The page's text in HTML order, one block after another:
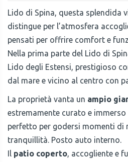
Lido di Spina, questa splendida
distingue per l’atmosfera
pensati per offrire comfort e
Nella prima parte del Lido di
Lido degli Estensi, prestigioso
dal mare e vicino al centro con
La proprietà vanta un ampio
estremamente curato e immerso
perfetto per godersi momenti di
tranquillità. Posto auto interno.
Il patio coperto, accogliente e